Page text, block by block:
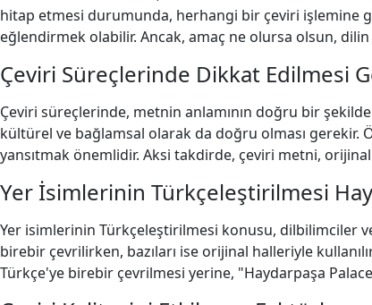
hitap etmesi durumunda, herhangi bir çeviri işlemine
eğlendirmek olabilir. Ancak, amaç ne olursa olsun, dilin
Çeviri Süreçlerinde Dikkat Edilmesi
Çeviri süreçlerinde, metnin anlamının doğru bir
kültürel ve bağlamsal olarak da doğru olması gerekir.
yansıtmak önemlidir. Aksi takdirde, çeviri metni,
Yer İsimlerinin Türkçeleştirilmesi
Yer isimlerinin Türkçeleştirilmesi konusu, dilbilimciler
birebir çevrilirken, bazıları ise orijinal halleriyle
Türkçe'ye birebir çevrilmesi yerine, "Haydarpaşa